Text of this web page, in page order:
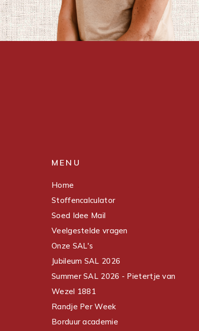
MENU
Home
Stoffencalculator
Soed Idee Mail
Veelgestelde vragen
Onze SAL's
Jubileum SAL 2026
Summer SAL 2026 - Pietertje van
Wezel 1881
Randje Per Week
Borduur academie